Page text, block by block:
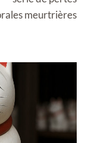
meurtrières